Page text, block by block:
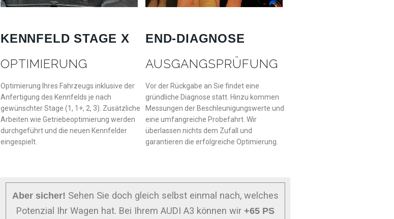
KENNFELD STAGE X
OPTIMIERUNG
Optimierung Ihres Fahrzeugs inklusive der
Anfertigung des Kennfelds je nach
gewünschter Stage (1, 1+, 2, 3). Zusätzliche
Arbeiten wie Getriebeoptimierung werden
durchgeführt und die neuen Kennfelder
eingespielt.
END-DIAGNOSE
AUSGANGSPRÜFUNG
Vor der Rückgabe an Sie findet eine
gründliche Diagnose statt. Hinzu kommen
Messungen der Beschleunigungswerte und
eine umfangreiche Probefahrt. Wir
überlassen nichts dem Zufall und
garantieren die erfolgreiche Optimierung.
Aber sicher! Sehen Sie doch gleich selbst einmal nach, welches
Potenzial Ihr Wagen hat. Bei Ihrem AUDI A3 können wir +65 PS